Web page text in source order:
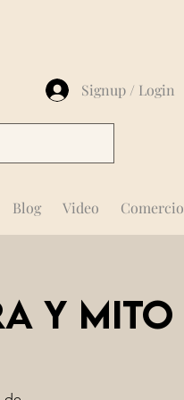
Blog Video Comercio
Signup / Login
y mito